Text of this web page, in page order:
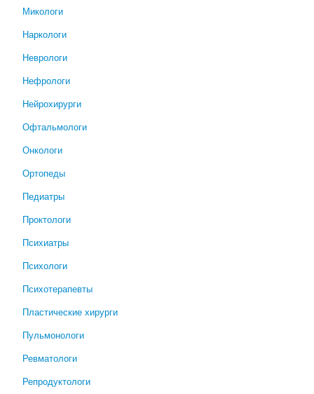
Микологи
Наркологи
Неврологи
Нефрологи
Нейрохирурги
Офтальмологи
Онкологи
Ортопеды
Педиатры
Проктологи
Психиатры
Психологи
Психотерапевты
Пластические хирурги
Пульмонологи
Ревматологи
Репродуктологи